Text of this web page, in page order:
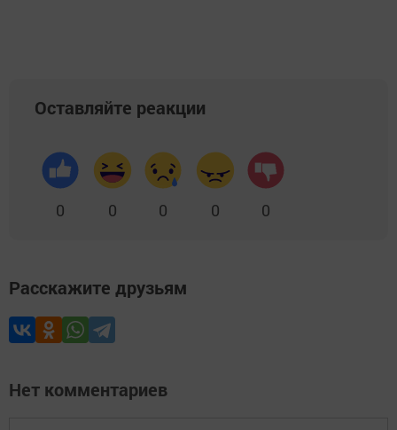
Оставляйте реакции
0 0 0 0 0
Расскажите друзьям
Нет комментариев